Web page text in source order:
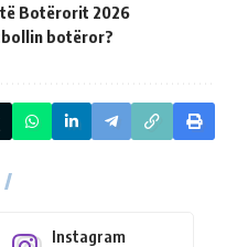
Botërorit 2026
botëror?
Instagram